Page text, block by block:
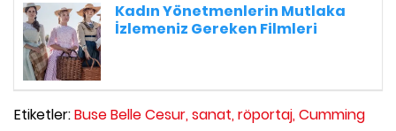
Kadın Yönetmenlerin Mutlaka
İzlemeniz Gereken Filmleri
Etiketler:Buse Belle Cesur,sanat,röportaj,Cumming